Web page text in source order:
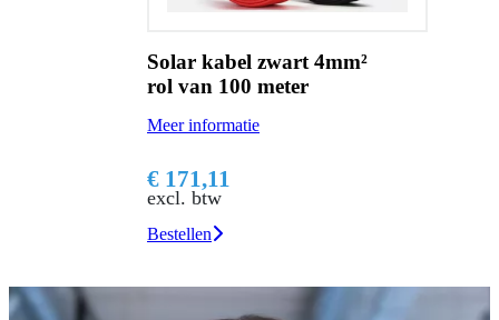
Solar kabel zwart 4mm²
rol van 100 meter
Meer informatie
€ 171,11
excl. btw
Bestellen